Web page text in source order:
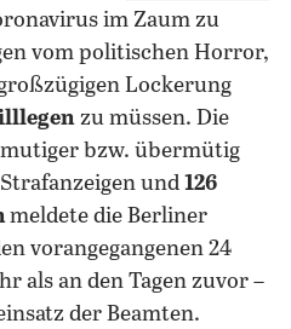
im Zaum zu
vom politischen Horror,
Lockerung
zu müssen. Die
bzw. übermütig
und 126
meldete die Berliner
vorangegangenen 24
als an den Tagen zuvor –
der Beamten.